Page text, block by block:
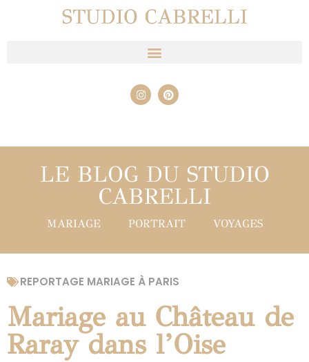
STUDIO CABRELLI
LE BLOG DU STUDIO
CABRELLI
MARIAGE PORTRAIT VOYAGES
REPORTAGE MARIAGE À PARIS
Mariage au Château de
Raray dans l’Oise